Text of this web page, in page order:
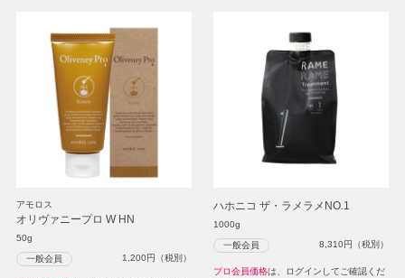
アモロス
オリヴァニープロ W HN
50g
一般会員 1,200円（税別）
ハホニコ ザ・ラメラメNO.1
1000g
一般会員 8,310円（税別）
プロ会員価格は、ログインしてご確認くだ